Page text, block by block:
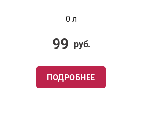
0 л
99 руб.
ПОДРОБНЕЕ